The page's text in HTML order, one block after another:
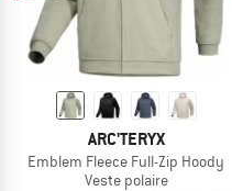
ARC'TERYX
Emblem Fleece Full-Zip Hoody
Veste polaire